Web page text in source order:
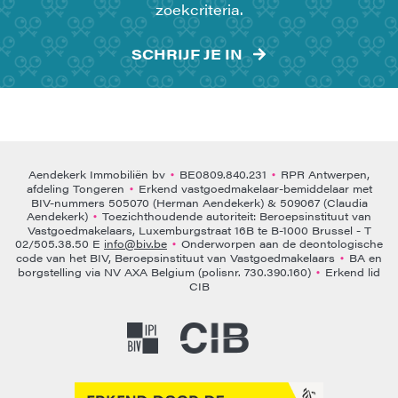
zoekcriteria.
SCHRIJF JE IN
Aendekerk Immobiliën bv • BE0809.840.231 • RPR Antwerpen,
afdeling Tongeren • Erkend vastgoedmakelaar-bemiddelaar met
BIV-nummers 505070 (Herman Aendekerk) & 509067 (Claudia
Aendekerk) • Toezichthoudende autoriteit: Beroepsinstituut van
Vastgoedmakelaars, Luxemburgstraat 16B te B-1000 Brussel - T
02/505.38.50 E info@biv.be • Onderworpen aan de deontologische
code van het BIV, Beroepsinstituut van Vastgoedmakelaars • BA en
borgstelling via NV AXA Belgium (polisnr. 730.390.160) • Erkend lid
CIB